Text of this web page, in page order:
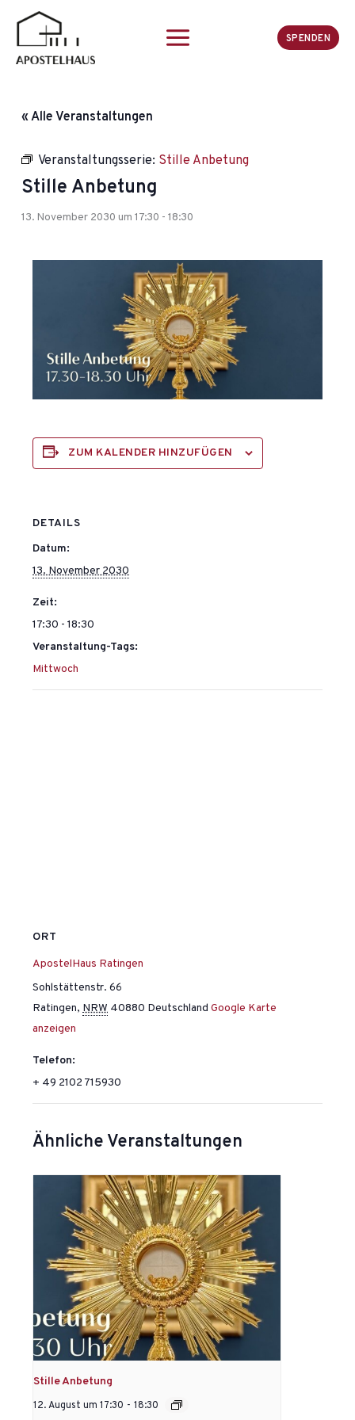
springen
SPENDEN
« Alle Veranstaltungen
Veranstaltungsserie: Stille Anbetung
Stille Anbetung
13. November 2030 um 17:30 -18:30
ZUM KALENDER HINZUFÜGEN
DETAILS
Datum:
13. November 2030
Zeit:
17:30 - 18:30
Veranstaltung-Tags:
Mittwoch
ORT
ApostelHaus Ratingen
Sohlstättenstr. 66
Ratingen, NRW 40880 Deutschland Google Karte
anzeigen
Telefon:
+ 49 2102 715930
Ähnliche Veranstaltungen
Stille Anbetung
12. August um 17:30 - 18:30